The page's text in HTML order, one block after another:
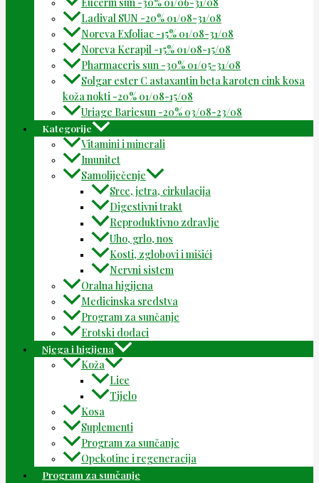
Ladival SUN -20% 01/08-31/08
Noreva Exfoliac -15% 01/08-31/08
Noreva Kerapil -15% 01/08-15/08
Pharmaceris sun -30% 01/05-31/08
Solgar ester C astaxantin beta karoten cink kosa
koža nokti -20% 01/08-15/08
Uriage Bariesun -20% 03/08-23/08
Kategorije
Vitamini i minerali
Imunitet
Samoliječenje
Srce, jetra, cirkulacija
Digestivni trakt
Reproduktivno zdravlje
Uho, grlo, nos
Kosti, zglobovi i mišići
Nervni sistem
Oralna higijena
Medicinska sredstva
Program za sunčanje
Erotski dodaci
Njega i higijena
Koža
Lice
Tijelo
Kosa
Suplementi
Program za sunčanje
Opekotine i regeneracija
Program za sunčanje